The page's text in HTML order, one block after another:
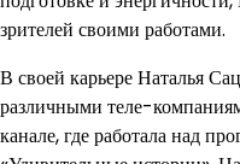
зрителей своими работами.
В своей карьере Наталья
различными теле-
канале, где работала над